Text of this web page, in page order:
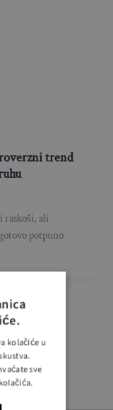
trend
raskoši, ali
potpuno
kolačiće u
sve